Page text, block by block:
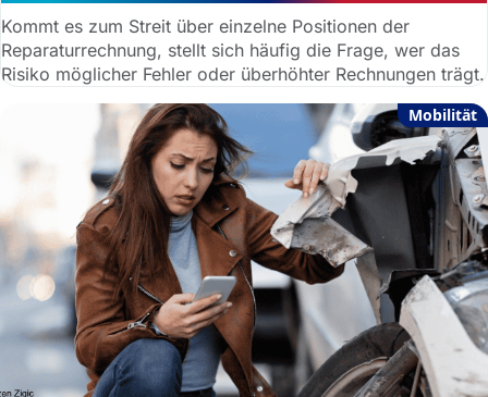
Kommt es zum Streit über einzelne Positionen der
Reparaturrechnung, stellt sich häufig die Frage, wer das
Risiko möglicher Fehler oder überhöhter Rechnungen trägt.
Mobilität